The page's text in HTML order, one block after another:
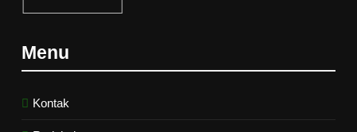
7
Menu
Kontak